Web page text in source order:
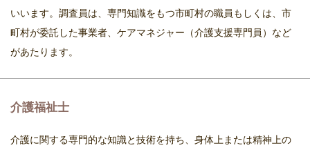
いいます。調査員は、専門知識をもつ市町村の職員もしくは、市
町村が委託した事業者、ケアマネジャー（介護支援専門員）など
があたります。
介護福祉士
介護に関する専門的な知識と技術を持ち、身体上または精神上の